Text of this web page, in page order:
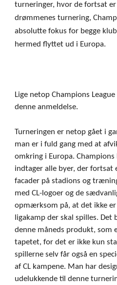
turneringer, hvor de fortsat
drømmenes turnering,
absolutte fokus for begge
hermed flyttet ud i Europa.
Lige netop Champions
denne anmeldelse.
Turneringen er netop gået i
man er i fuld gang med at
omkring i Europa. Champions
indtager alle byer, der fortsat
facader på stadions og
med CL-logoer og de
opmærksom på, at det ikke
ligakamp der skal spilles. Det
denne måneds produkt, som
tapetet, for det er ikke kun
spillerne selv får også en
af CL kampene. Man har
udelukkende til denne